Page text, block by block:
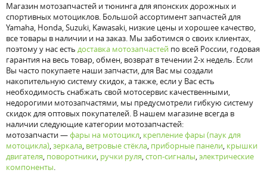
Магазин мотозапчастей и тюнинга для японских дорожных и
спортивных мотоциклов. Большой ассортимент запчастей для
Yamaha, Honda, Suzuki, Kawasaki, низкие цены и хорошее качество,
все товары в наличии и на заказ. Мы заботимся о своих клиентах,
поэтому у нас есть доставка мотозапчастей по всей России, годовая
гарантия на весь товар, обмен, возврат в течении 2-х недель. Если
Вы часто покупаете наши запчасти, для Вас мы создали
накопительную систему скидок, а также, если у Вас есть
необходимость снабжать свой мотосервис качественными,
недорогими мотозапчастями, мы предусмотрели гибкую систему
скидок для оптовых покупателей. В нашем магазине всегда в
наличии следующие категории мотозапчастей:
мотозапчасти —фары на мотоцикл, крепление фары (паук для
мотоцикла),зеркала, ветровые стёкла, приборные панели, крышки
двигателя, поворотники, ручки руля,стоп-сигналы,электрические
компоненты.